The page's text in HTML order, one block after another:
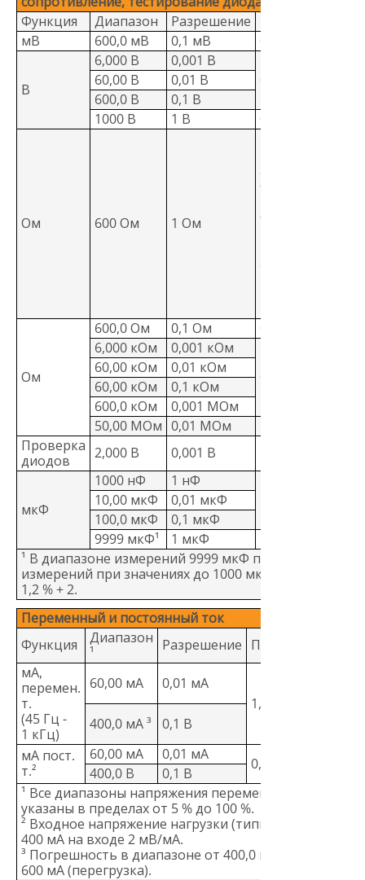
Функция
Диапазон Разрешение
мВ
600,0 мВ 0,1 мВ 0,09 % + 2
В
6,000 В
0,001 В
0,09 % + 2
60,00 В
0,01 В
600,0 В
0,1 В
1000 В
1 В 0,15 % + 2
Ом 600 Ом 1 Ом
звуковые
сигналы при
обнаружении
закороченных
Ом
600,0 Ом 0,1 Ом
0,5 % + 2
6,000 кОм
0,001 кОм
0,5 % + 1
60,00 кОм
0,01 кОм
60,00 кОм
0,1 кОм
600,0 кОм
0,001 МОм
50,00 МОм 0,01 МОм
Проверка
диодов
2,000 В 0,001 В
мкФ
1000 нФ
1 нФ
10,00 мкФ
0,01 мкФ
100,0 мкФ
0,1 мкФ
9999 мкФ¹
1 мкФ
¹ В диапазоне измерений 9999 мкФ погрешность
измерений при значениях до 1000 мкФ составляет
1,2 % + 2.
Переменный и постоянный ток
Функция
Диапазон
¹
Разрешение Погрешность
мА,
перемен.
т.
(45 Гц -
1 кГц)
60,00 мА
0,01 мА
1,5% + 3
400,0 мА ³
0,1 В
мА пост.
т.²
60,00 мА 0,01 мА
0,5 % + 3
400,0 В
0,1 В
¹ Все диапазоны напряжения переменного тока
указаны в пределах от 5 % до 100 %.
² Входное напряжение нагрузки (типичное):
400 мА на входе 2 мВ/мА.
³ Погрешность в диапазоне от 400,0 мА до
600 мА (перегрузка).